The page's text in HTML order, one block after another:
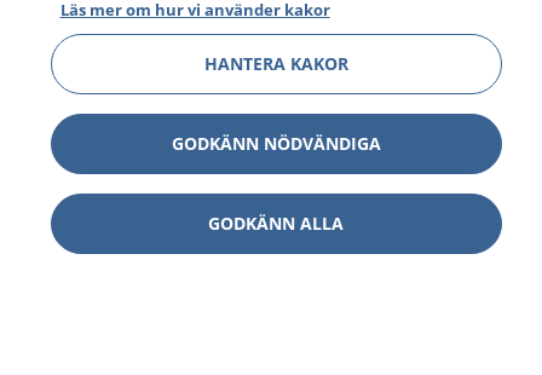
Läs mer om hur vi använder kakor
HANTERA KAKOR
GODKÄNN NÖDVÄNDIGA
GODKÄNN ALLA